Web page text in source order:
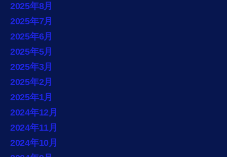
2025年8月
2025年7月
2025年6月
2025年5月
2025年3月
2025年2月
2025年1月
2024年12月
2024年11月
2024年10月